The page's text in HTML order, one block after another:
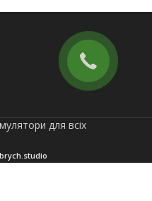
для всіх
brych.studio